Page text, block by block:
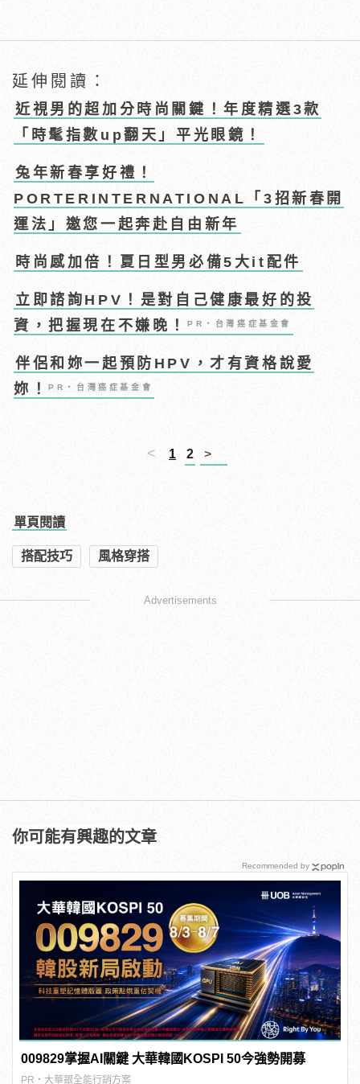
延伸閱讀：
近視男的超加分時尚關鍵！年度精選3款
「時髦指數up翻天」平光眼鏡！
兔年新春享好禮！
PORTERINTERNATIONAL「3招新春開
運法」邀您一起奔赴自由新年
時尚感加倍！夏日型男必備5大it配件
立即諮詢HPV！是對自己健康最好的投
資，把握現在不嫌晚！PR・台灣癌症基金會
伴侶和妳一起預防HPV，才有資格說愛
妳！PR・台灣癌症基金會
< 1 2 >
單頁閱讀
搭配技巧 風格穿搭
Advertisements
你可能有興趣的文章
009829掌握AI關鍵 大華韓國KOSPI 50今強勢開募
PR・大華銀全能行銷方案
Recommended by